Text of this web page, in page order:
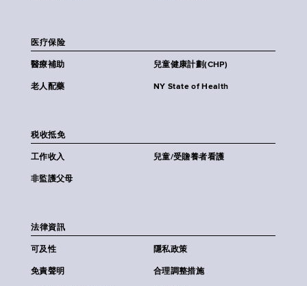
医疗保险
醫療補助 兒童健康計劃(CHP)
老人配藥 NY State of Health
税收抵免
工作收入 兒童/受贍養者看護
非監護父母
法律資訊
可及性 隱私政策
免責聲明 合理調整措施